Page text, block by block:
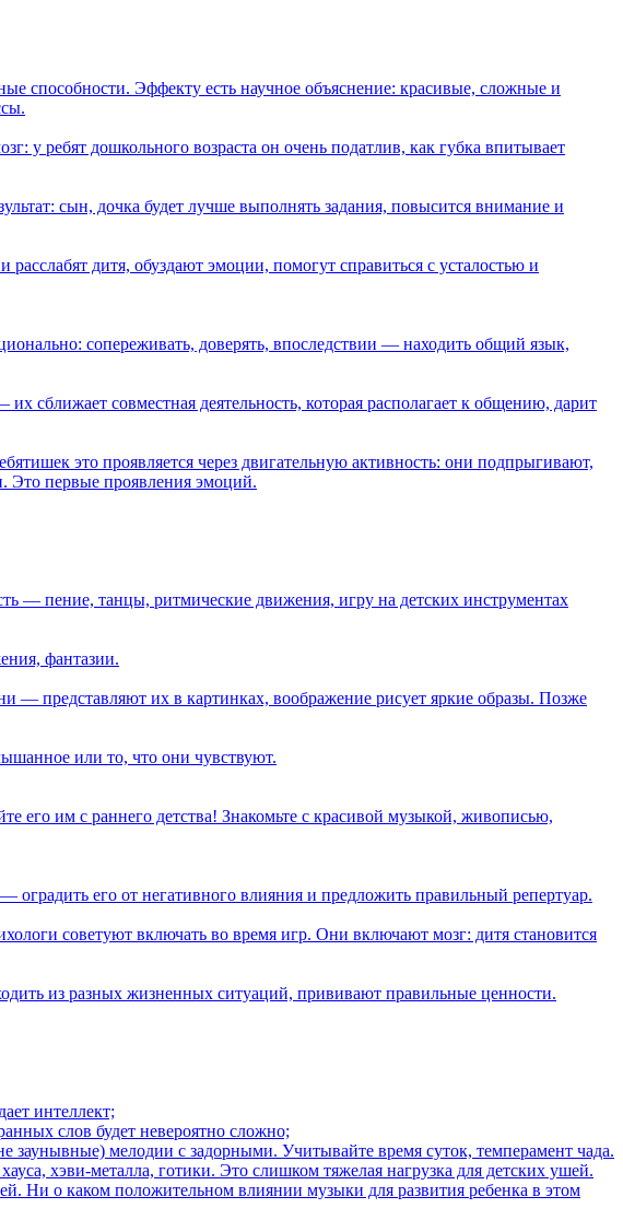
способности. Эффекту есть научное объяснение: красивые, сложные и
у ребят дошкольного возраста он очень податлив, как губка впитывает
сын, дочка будет лучше выполнять задания, повысится внимание и
дитя, обуздают эмоции, помогут справиться с усталостью и
сопереживать, доверять, впоследствии — находить общий язык,
сближает совместная деятельность, которая располагает к общению, дарит
это проявляется через двигательную активность: они подпрыгивают,
Это первые проявления эмоций.
— пение, танцы, ритмические движения, игру на детских инструментах
фантазии.
— представляют их в картинках, воображение рисует яркие образы. Позже
или то, что они чувствуют.
его им с раннего детства! Знакомьте с красивой музыкой, живописью,
оградить его от негативного влияния и предложить правильный репертуар.
советуют включать во время игр. Они включают мозг: дитя становится
из разных жизненных ситуаций, прививают правильные ценности.
интеллект;
слов будет невероятно сложно;
мелодии с задорными. Учитывайте время суток, темперамент чада.
хэви-металла, готики. Это слишком тяжелая нагрузка для детских ушей.
Ни о каком положительном влиянии музыки для развития ребенка в этом